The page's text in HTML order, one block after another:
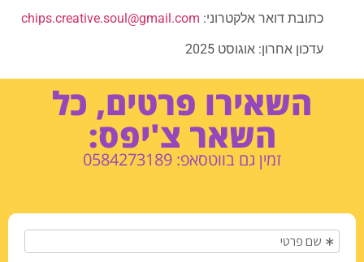
כתובת דואר אלקטרוני: chips.creative.soul@gmail.com
עדכון אחרון: אוגוסט 2025
השאירו פרטים, כל
השאר צ'יפס:
זמין גם בווטסאפ: 0584273189